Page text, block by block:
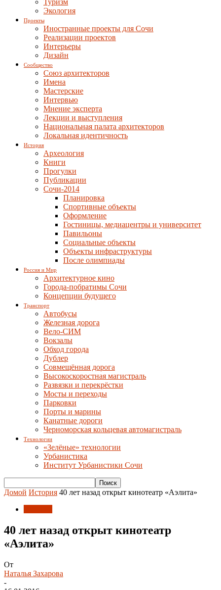
Туризм
Экология
Проекты
Иностранные проекты для Сочи
Реализации проектов
Интерьеры
Дизайн
Сообщество
Союз архитекторов
Имена
Мастерские
Интервью
Мнение эксперта
Лекции и выступления
Национальная палата архитекторов
Локальная идентичность
История
Археология
Книги
Прогулки
Публикации
Сочи-2014
Планировка
Спортивные объекты
Оформление
Гостиницы, медиацентры и университет
Павильоны
Социальные объекты
Объекты инфраструктуры
После олимпиады
Россия и Мир
Архитектурное кино
Города-побратимы Сочи
Концепции будущего
Транспорт
Автобусы
Железная дорога
Вело-СИМ
Вокзалы
Обход города
Дублер
Совмещённая дорога
Высокоскоростная магистраль
Развязки и перекрёстки
Мосты и переходы
Парковки
Порты и марины
Канатные дороги
Черноморская кольцевая автомагистраль
Технологии
«Зелёные» технологии
Урбанистика
Институт Урбанистики Сочи
Домой История 40 лет назад открыт кинотеатр «Аэлита»
40 лет назад открыт кинотеатр
«Аэлита»
От
Наталья Захарова
-